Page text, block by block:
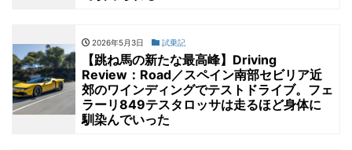
2026年5月3日 試乗記
【跳ね馬の新たな最高峰】Driving
Review：Road／スペイン南部セビリア近
郊のワインディングでテストドライブ。フェ
ラーリ849テスタロッサは走るほど身体に
馴染んでいった